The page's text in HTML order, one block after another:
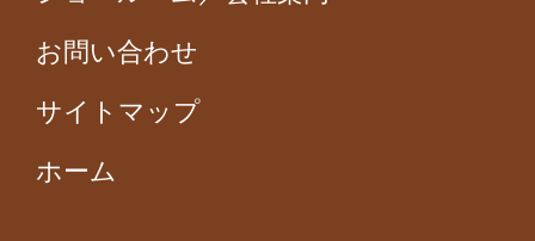
お問い合わせ
サイトマップ
ホーム